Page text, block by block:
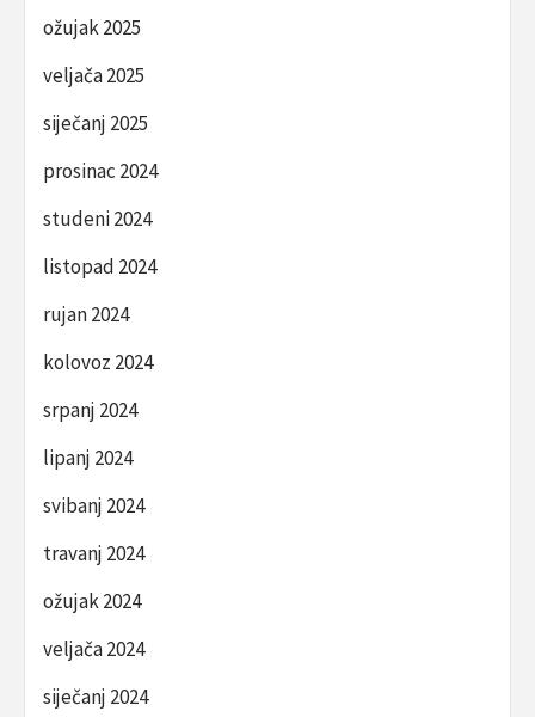
ožujak 2025
veljača 2025
siječanj 2025
prosinac 2024
studeni 2024
listopad 2024
rujan 2024
kolovoz 2024
srpanj 2024
lipanj 2024
svibanj 2024
travanj 2024
ožujak 2024
veljača 2024
siječanj 2024